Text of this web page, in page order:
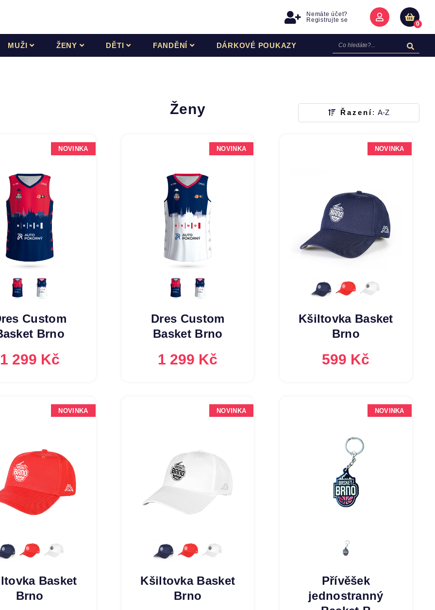
Nemáte účet?
Registrujte se
0
MUŽI ŽENY DĚTI FANDĚNÍ DÁRKOVÉ POUKAZY
Ženy Řazení: A-Z
NOVINKA
Custom
Brno
1 299 Kč
NOVINKA
Dres Custom
Basket Brno
1 299 Kč
NOVINKA
Kšiltovka Basket
Brno
599 Kč
NOVINKA
Basket
Brno
NOVINKA
Kšiltovka Basket
Brno
NOVINKA
Přívěšek
jednostranný